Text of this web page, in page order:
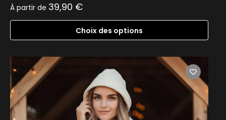
À partir de 39,90 €
Choix des options